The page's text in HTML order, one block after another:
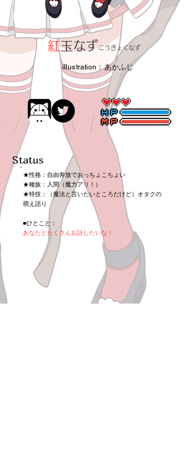
紅玉なずこうぎょくなず
illustration：あかふじ
Status
★性格：自由奔放でおっちょこちょい
★種族：人間（魔力アリ！）
★特技：（魔法と言いたいところだけど）オタクの
萌え語り
■ひとこと：
あなたとたくさんお話したいな！